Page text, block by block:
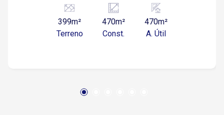
399m²
Terreno
470m²
Const.
470m²
A. Útil